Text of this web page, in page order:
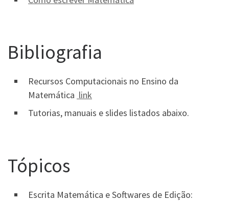
Bibliografia
Recursos Computacionais no Ensino da
Matemática link
Tutorias, manuais e slides listados abaixo.
Tópicos
Escrita Matemática e Softwares de Edição: